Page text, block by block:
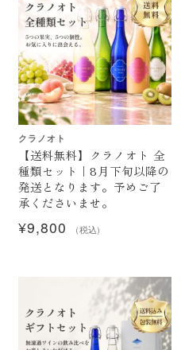
紙袋・ビニール袋
店舗情報
お問い合わせ
クラノオト
【送料無料】クラノオト 全
種類セット｜8月下旬以降の
発送となります。予めご了
承くださいませ。
¥9,800 （税込）